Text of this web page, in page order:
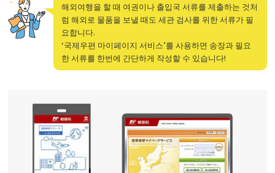
해외여행을 할 때 여권이나 출입국 서류를 제출하는 것처
럼 해외로 물품을 보낼 때도 세관 검사를 위한 서류가 필
요합니다.
‘국제우편 마이페이지 서비스’를 사용하면 송장과 필요
한 서류를 한번에 간단하게 작성할 수 있습니다!